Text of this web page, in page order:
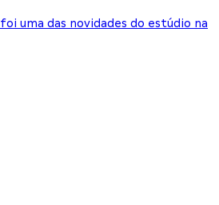
uma das novidades do estúdio na